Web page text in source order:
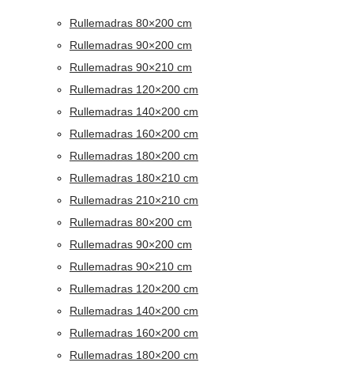
Rullemadras 80×200 cm
Rullemadras 90×200 cm
Rullemadras 90×210 cm
Rullemadras 120×200 cm
Rullemadras 140×200 cm
Rullemadras 160×200 cm
Rullemadras 180×200 cm
Rullemadras 180×210 cm
Rullemadras 210×210 cm
Rullemadras 80×200 cm
Rullemadras 90×200 cm
Rullemadras 90×210 cm
Rullemadras 120×200 cm
Rullemadras 140×200 cm
Rullemadras 160×200 cm
Rullemadras 180×200 cm